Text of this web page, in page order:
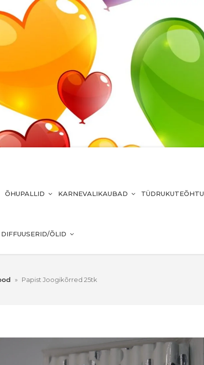
ÕHUPALLID KARNEVALIKAUBAD TÜDRUKUTEÕHTU
DIFFUUSERID/ÕLID
» Papist Joogikõrred 25tk